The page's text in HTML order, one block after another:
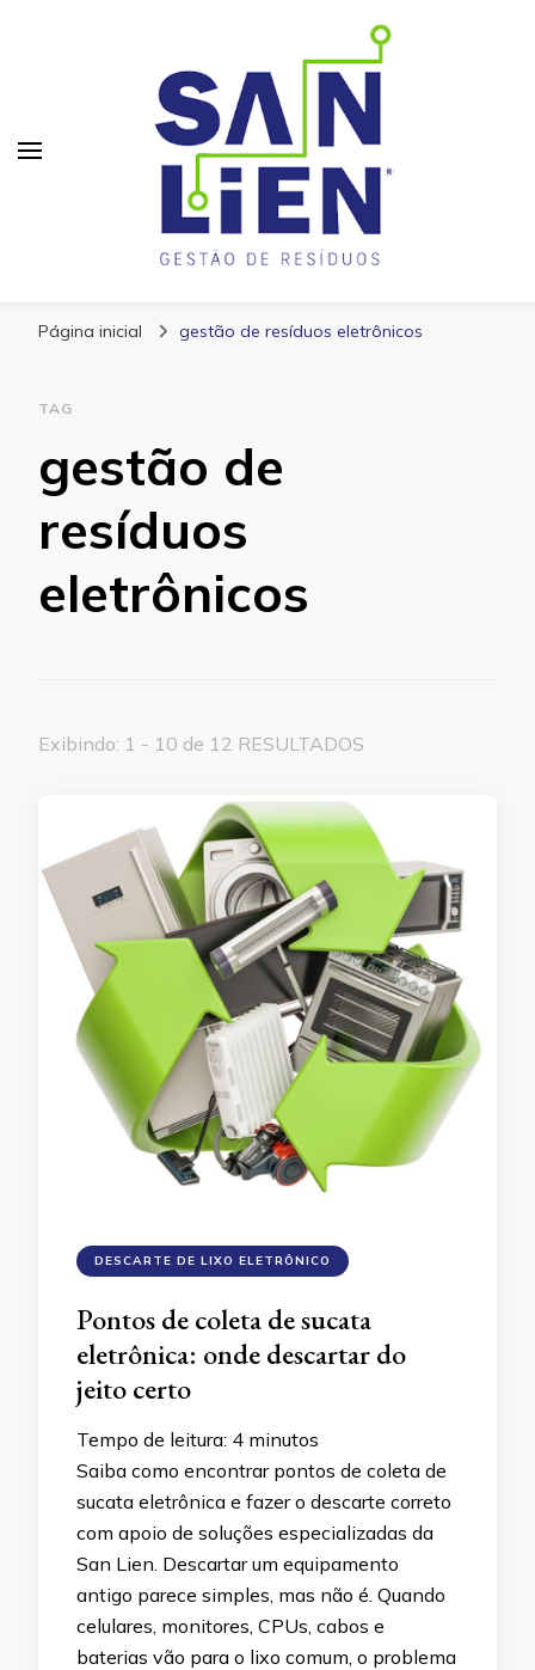
Página inicial gestão de resíduos eletrônicos
TAG
gestão de
resíduos
eletrônicos
Exibindo: 1 - 10 de 12 RESULTADOS
DESCARTE DE LIXO ELETRÔNICO
Pontos de coleta de sucata
eletrônica: onde descartar do
jeito certo
Tempo de leitura: 4 minutos
Saiba como encontrar pontos de coleta de
sucata eletrônica e fazer o descarte correto
com apoio de soluções especializadas da
San Lien. Descartar um equipamento
antigo parece simples, mas não é. Quando
celulares, monitores, CPUs, cabos e
baterias vão para o lixo comum, o problema